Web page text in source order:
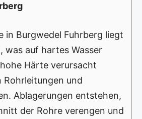
in Burgwedel Fuhrberg liegt
was auf hartes Wasser
Härte verursacht
Rohrleitungen und
Ablagerungen entstehen,
der Rohre verengen und